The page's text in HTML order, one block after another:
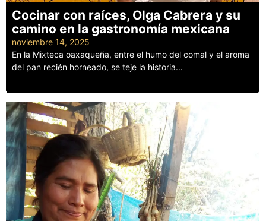
Cocinar con raíces, Olga Cabrera y su
camino en la gastronomía mexicana
noviembre 14, 2025
En la Mixteca oaxaqueña, entre el humo del comal y el aroma
del pan recién horneado, se teje la historia...